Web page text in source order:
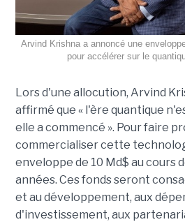
Arvind Krishna a annoncé une
pour accélérer sur le
Lors d'une allocution, Arvind
affirmé que « l'ère quantique
elle a commencé ». Pour faire
commercialiser cette
enveloppe de 10 Md$ au cours
années. Ces fonds seront
et au développement, aux
d'investissement, aux